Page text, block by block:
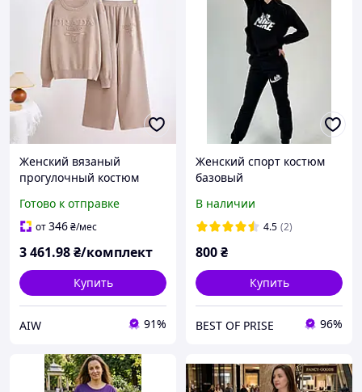
Женский вязаный
прогулочный костюм
штанами Supe ORIG айви
235
Готово к отправке
от346₴/мес
3 461.98₴/комплект
Купить
AIW 91%
Женский спорт костюм
базовый
В наличии
4.5 (2)
800₴
Купить
BEST OF PRISE 96%